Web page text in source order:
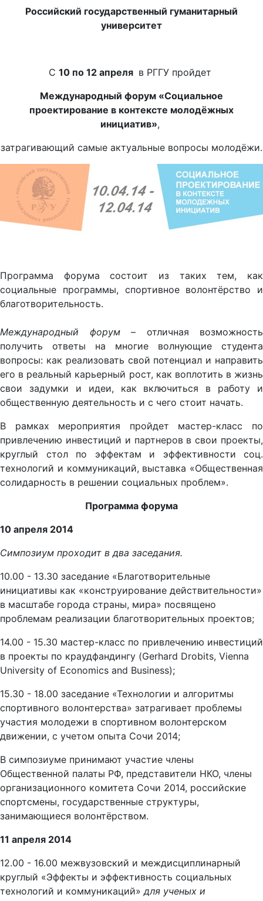
Российский государственный гуманитарный
университет
С 10 по 12 апреля в РГГУ пройдет
Международный форум «Социальное
проектирование в контексте молодёжных
инициатив»,
затрагивающий самые актуальные вопросы молодёжи.
Программа форума состоит из таких тем, как
социальные программы, спортивное волонтёрство и
благотворительность.
Международный форум– отличная возможность
получить ответы на многие волнующие студента
вопросы: как реализовать свой потенциал и направить
его в реальный карьерный рост, как воплотить в жизнь
свои задумки и идеи, как включиться в работу и
общественную деятельность и с чего стоит начать.
В рамках мероприятия пройдет мастер-класс по
привлечению инвестиций и партнеров в свои проекты,
круглый стол по эффектам и эффективности соц.
технологий и коммуникаций, выставка «Общественная
солидарность в решении социальных проблем».
Программа форума
10 апреля 2014
Симпозиум проходит в два заседания.
10.00 - 13.30 заседание «Благотворительные
инициативы как «конструирование действительности»
в масштабе города страны, мира» посвящено
проблемам реализации благотворительных проектов;
14.00 - 15.30 мастер-класс по привлечению инвестиций
в проекты по краудфандингу (Gerhard Drobits, Vienna
University of Economics and Business);
15.30 - 18.00 заседание «Технологии и алгоритмы
спортивного волонтерства» затрагивает проблемы
участия молодежи в спортивном волонтерском
движении, с учетом опыта Сочи 2014;
В симпозиуме принимают участие члены
Общественной палаты РФ, представители НКО, члены
организационного комитета Сочи 2014, российские
спортсмены, государственные структуры,
занимающиеся волонтёрством.
11 апреля 2014
12.00 - 16.00 межвузовский и междисциплинарный
круглый «Эффекты и эффективность социальных
технологий и коммуникаций»для ученых и